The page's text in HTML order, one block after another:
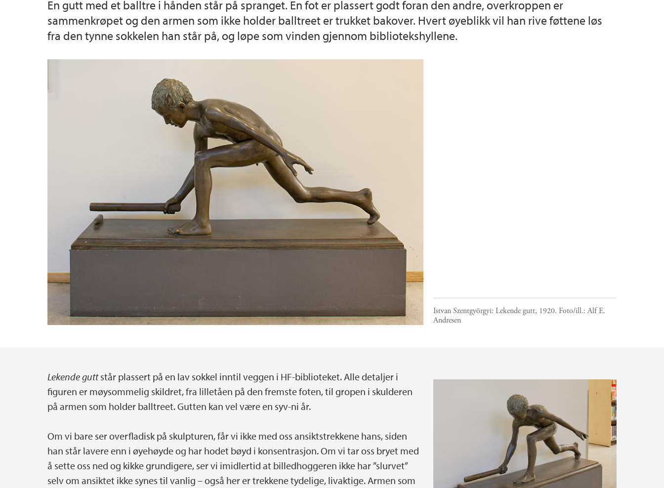
Muséplassen 1
En gutt med et balltre i hånden står på spranget. En fot er plassert godt foran den andre, overkroppen er
sammenkrøpet og den armen som ikke holder balltreet er trukket bakover. Hvert øyeblikk vil han rive føttene løs
fra den tynne sokkelen han står på, og løpe som vinden gjennom bibliotekshyllene.
Istvan Szentgyörgyi: Lekende gutt, 1920. Foto/ill.:Alf E.
Andresen
Hovedinnhold
Lekende guttstår plassert på en lav sokkel inntil veggen i HF-biblioteket. Alle detaljer i
figuren er møysommelig skildret, fra lilletåen på den fremste foten, til gropen i skulderen
på armen som holder balltreet. Gutten kan vel være en syv-ni år.
Om vi bare ser overfladisk på skulpturen, får vi ikke med oss ansiktstrekkene hans, siden
han står lavere enn i øyehøyde og har hodet bøyd i konsentrasjon. Om vi tar oss bryet med
å sette oss ned og kikke grundigere, ser vi imidlertid at billedhoggeren ikke har ”slurvet”
selv om ansiktet ikke synes til vanlig – også her er trekkene tydelige, livaktige. Armen som